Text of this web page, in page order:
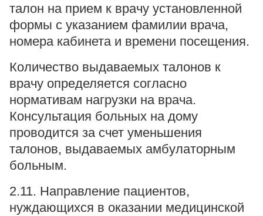
талон на прием к врачу установленной
формы с указанием фамилии врача,
номера кабинета и времени посещения.
Количество выдаваемых талонов к
врачу определяется согласно
нормативам нагрузки на врача.
Консультация больных на дому
проводится за счет уменьшения
талонов, выдаваемых амбулаторным
больным.
2.11. Направление пациентов,
нуждающихся в оказании медицинской